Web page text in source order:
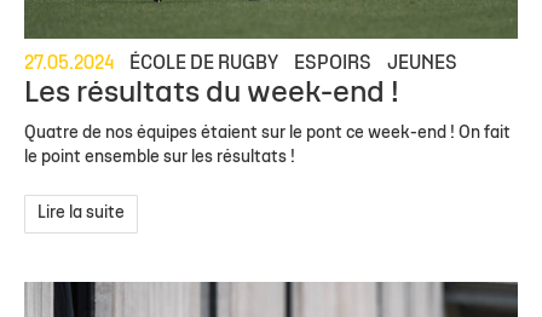
27.05.2024 ÉCOLE DE RUGBY ESPOIRS JEUNES
Les résultats du week-end !
Quatre de nos équipes étaient sur le pont ce week-end ! On fait
le point ensemble sur les résultats !
Lire la suite